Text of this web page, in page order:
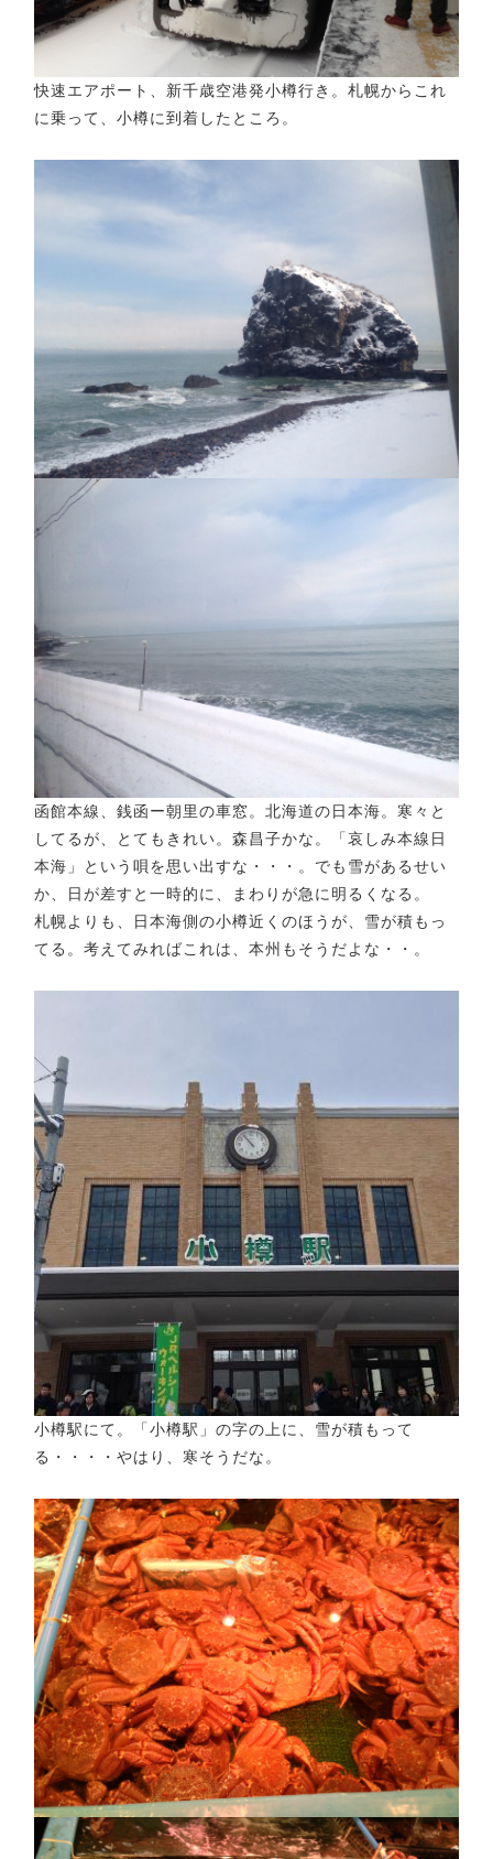
快速エアポート、新千歳空港発小樽行き。札幌からこれ
に乗って、小樽に到着したところ。
函館本線、銭函ー朝里の車窓。北海道の日本海。寒々と
してるが、とてもきれい。森昌子かな。「哀しみ本線日
本海」という唄を思い出すな・・・。でも雪があるせい
か、日が差すと一時的に、まわりが急に明るくなる。
札幌よりも、日本海側の小樽近くのほうが、雪が積もっ
てる。考えてみればこれは、本州もそうだよな・・。
小樽駅にて。「小樽駅」の字の上に、雪が積もって
る・・・・やはり、寒そうだな。